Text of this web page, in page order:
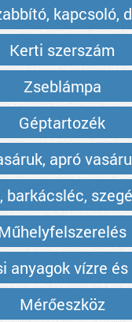
kapcsoló,
Kerti szerszám
Zseblámpa
Géptartozék
apró
barkácsléc,
anyagok vízre
Mérőeszköz